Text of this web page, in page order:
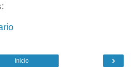
›
Inicio